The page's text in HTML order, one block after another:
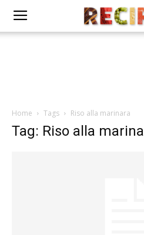
Home Tags Riso alla marinara
Tag: Riso alla